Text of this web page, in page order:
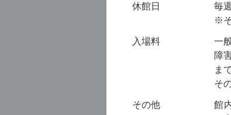
休館日
毎
※
入場料
一
障
ま
そ
その他
館